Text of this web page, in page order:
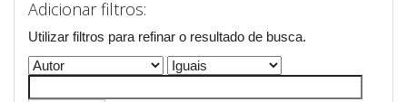
Adicionar filtros:
Utilizar filtros para refinar o resultado de busca.